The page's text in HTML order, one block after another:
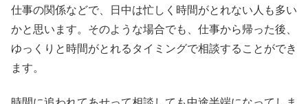
仕事の関係などで、日中は忙しく時間がとれない人も多い
かと思います。そのような場合でも、仕事から帰った後、
ゆっくりと時間がとれるタイミングで相談することができ
ます。